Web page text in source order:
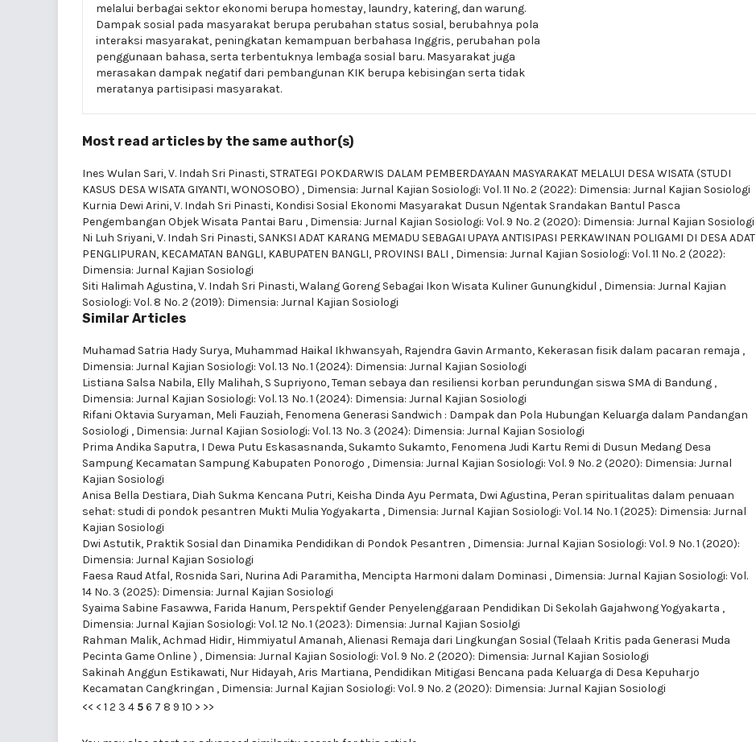
melalui berbagai sektor ekonomi berupa homestay, laundry, katering, dan warung.
Dampak sosial pada masyarakat berupa perubahan status sosial, berubahnya pola
interaksi masyarakat, peningkatan kemampuan berbahasa Inggris, perubahan pola
penggunaan bahasa, serta terbentuknya lembaga sosial baru. Masyarakat juga
merasakan dampak negatif dari pembangunan KIK berupa kebisingan serta tidak
meratanya partisipasi masyarakat.
Most read articles by the same author(s)
Ines Wulan Sari, V. Indah Sri Pinasti, STRATEGI POKDARWIS DALAM PEMBERDAYAAN MASYARAKAT MELALUI DESA WISATA (STUDI
KASUS DESA WISATA GIYANTI, WONOSOBO) , Dimensia: Jurnal Kajian Sosiologi: Vol. 11 No. 2 (2022): Dimensia: Jurnal Kajian Sosiologi
Kurnia Dewi Arini, V. Indah Sri Pinasti, Kondisi Sosial Ekonomi Masyarakat Dusun Ngentak Srandakan Bantul Pasca
Pengembangan Objek Wisata Pantai Baru , Dimensia: Jurnal Kajian Sosiologi: Vol. 9 No. 2 (2020): Dimensia: Jurnal Kajian Sosiologi
Ni Luh Sriyani, V. Indah Sri Pinasti, SANKSI ADAT KARANG MEMADU SEBAGAI UPAYA ANTISIPASI PERKAWINAN POLIGAMI DI DESA ADAT
PENGLIPURAN, KECAMATAN BANGLI, KABUPATEN BANGLI, PROVINSI BALI , Dimensia: Jurnal Kajian Sosiologi: Vol. 11 No. 2 (2022):
Dimensia: Jurnal Kajian Sosiologi
Siti Halimah Agustina, V. Indah Sri Pinasti,Walang Goreng Sebagai Ikon Wisata Kuliner Gunungkidul , Dimensia: Jurnal Kajian
Sosiologi: Vol. 8 No. 2 (2019): Dimensia: Jurnal Kajian Sosiologi
Similar Articles
Muhamad Satria Hady Surya, Muhammad Haikal Ikhwansyah, Rajendra Gavin Armanto, Kekerasan fisik dalam pacaran remaja ,
Dimensia: Jurnal Kajian Sosiologi: Vol. 13 No. 1 (2024): Dimensia: Jurnal Kajian Sosiologi
Listiana Salsa Nabila, Elly Malihah, S Supriyono,Teman sebaya dan resiliensi korban perundungan siswa SMA di Bandung ,
Dimensia: Jurnal Kajian Sosiologi: Vol. 13 No. 1 (2024): Dimensia: Jurnal Kajian Sosiologi
Rifani Oktavia Suryaman, Meli Fauziah, Fenomena Generasi Sandwich : Dampak dan Pola Hubungan Keluarga dalam Pandangan
Sosiologi , Dimensia: Jurnal Kajian Sosiologi: Vol. 13 No. 3 (2024): Dimensia: Jurnal Kajian Sosiologi
Prima Andika Saputra, I Dewa Putu Eskasasnanda, Sukamto Sukamto, Fenomena Judi Kartu Remi di Dusun Medang Desa
Sampung Kecamatan Sampung Kabupaten Ponorogo , Dimensia: Jurnal Kajian Sosiologi: Vol. 9 No. 2 (2020): Dimensia: Jurnal
Kajian Sosiologi
Anisa Bella Destiara, Diah Sukma Kencana Putri, Keisha Dinda Ayu Permata, Dwi Agustina, Peran spiritualitas dalam penuaan
sehat: studi di pondok pesantren Mukti Mulia Yogyakarta , Dimensia: Jurnal Kajian Sosiologi: Vol. 14 No. 1 (2025): Dimensia: Jurnal
Kajian Sosiologi
Dwi Astutik, Praktik Sosial dan Dinamika Pendidikan di Pondok Pesantren , Dimensia: Jurnal Kajian Sosiologi: Vol. 9 No. 1 (2020):
Dimensia: Jurnal Kajian Sosiologi
Faesa Raud Atfal, Rosnida Sari, Nurina Adi Paramitha, Mencipta Harmoni dalam Dominasi , Dimensia: Jurnal Kajian Sosiologi: Vol.
14 No. 3 (2025): Dimensia: Jurnal Kajian Sosiologi
Syaima Sabine Fasawwa, Farida Hanum, Perspektif Gender Penyelenggaraan Pendidikan Di Sekolah Gajahwong Yogyakarta ,
Dimensia: Jurnal Kajian Sosiologi: Vol. 12 No. 1 (2023): Dimensia: Jurnal Kajian Sosiolgi
Rahman Malik, Achmad Hidir, Himmiyatul Amanah,Alienasi Remaja dari Lingkungan Sosial (Telaah Kritis pada Generasi Muda
Pecinta Game Online ) , Dimensia: Jurnal Kajian Sosiologi: Vol. 9 No. 2 (2020): Dimensia: Jurnal Kajian Sosiologi
Sakinah Anggun Estikawati, Nur Hidayah, Aris Martiana, Pendidikan Mitigasi Bencana pada Keluarga di Desa Kepuharjo
Kecamatan Cangkringan , Dimensia: Jurnal Kajian Sosiologi: Vol. 9 No. 2 (2020): Dimensia: Jurnal Kajian Sosiologi
<< < 1 2 3 4 56 7 8 9 10 > >>